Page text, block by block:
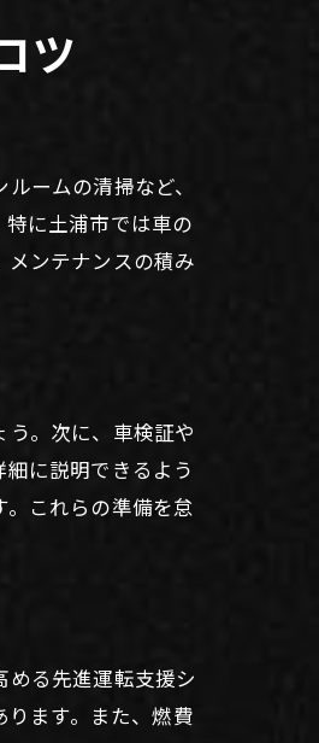
ツ
ームの清掃など、
に土浦市では車の
ンテナンスの積み
。次に、車検証や
に説明できるよう
これらの準備を怠
る先進運転支援シ
ります。また、燃費